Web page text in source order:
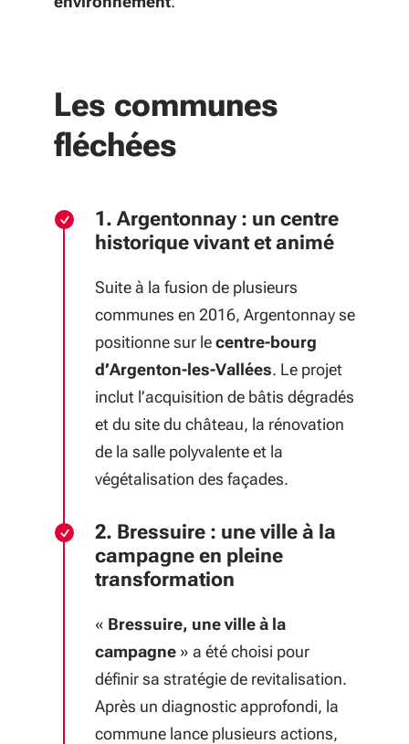
Les communes
fléchées
1. Argentonnay : un centre
historique vivant et animé
Suite à la fusion de plusieurs
communes en 2016, Argentonnay se
positionne sur lecentre-bourg
d’Argenton-les-Vallées. Le projet
inclut l’acquisition de bâtis dégradés
et du site du château, la rénovation
de la salle polyvalente et la
végétalisation des façades.
2. Bressuire : une ville à la
campagne en pleine
transformation
« Bressuire, une ville à la
campagne » a été choisi pour
définir sa stratégie de revitalisation.
Après un diagnostic approfondi, la
commune lance plusieurs actions,